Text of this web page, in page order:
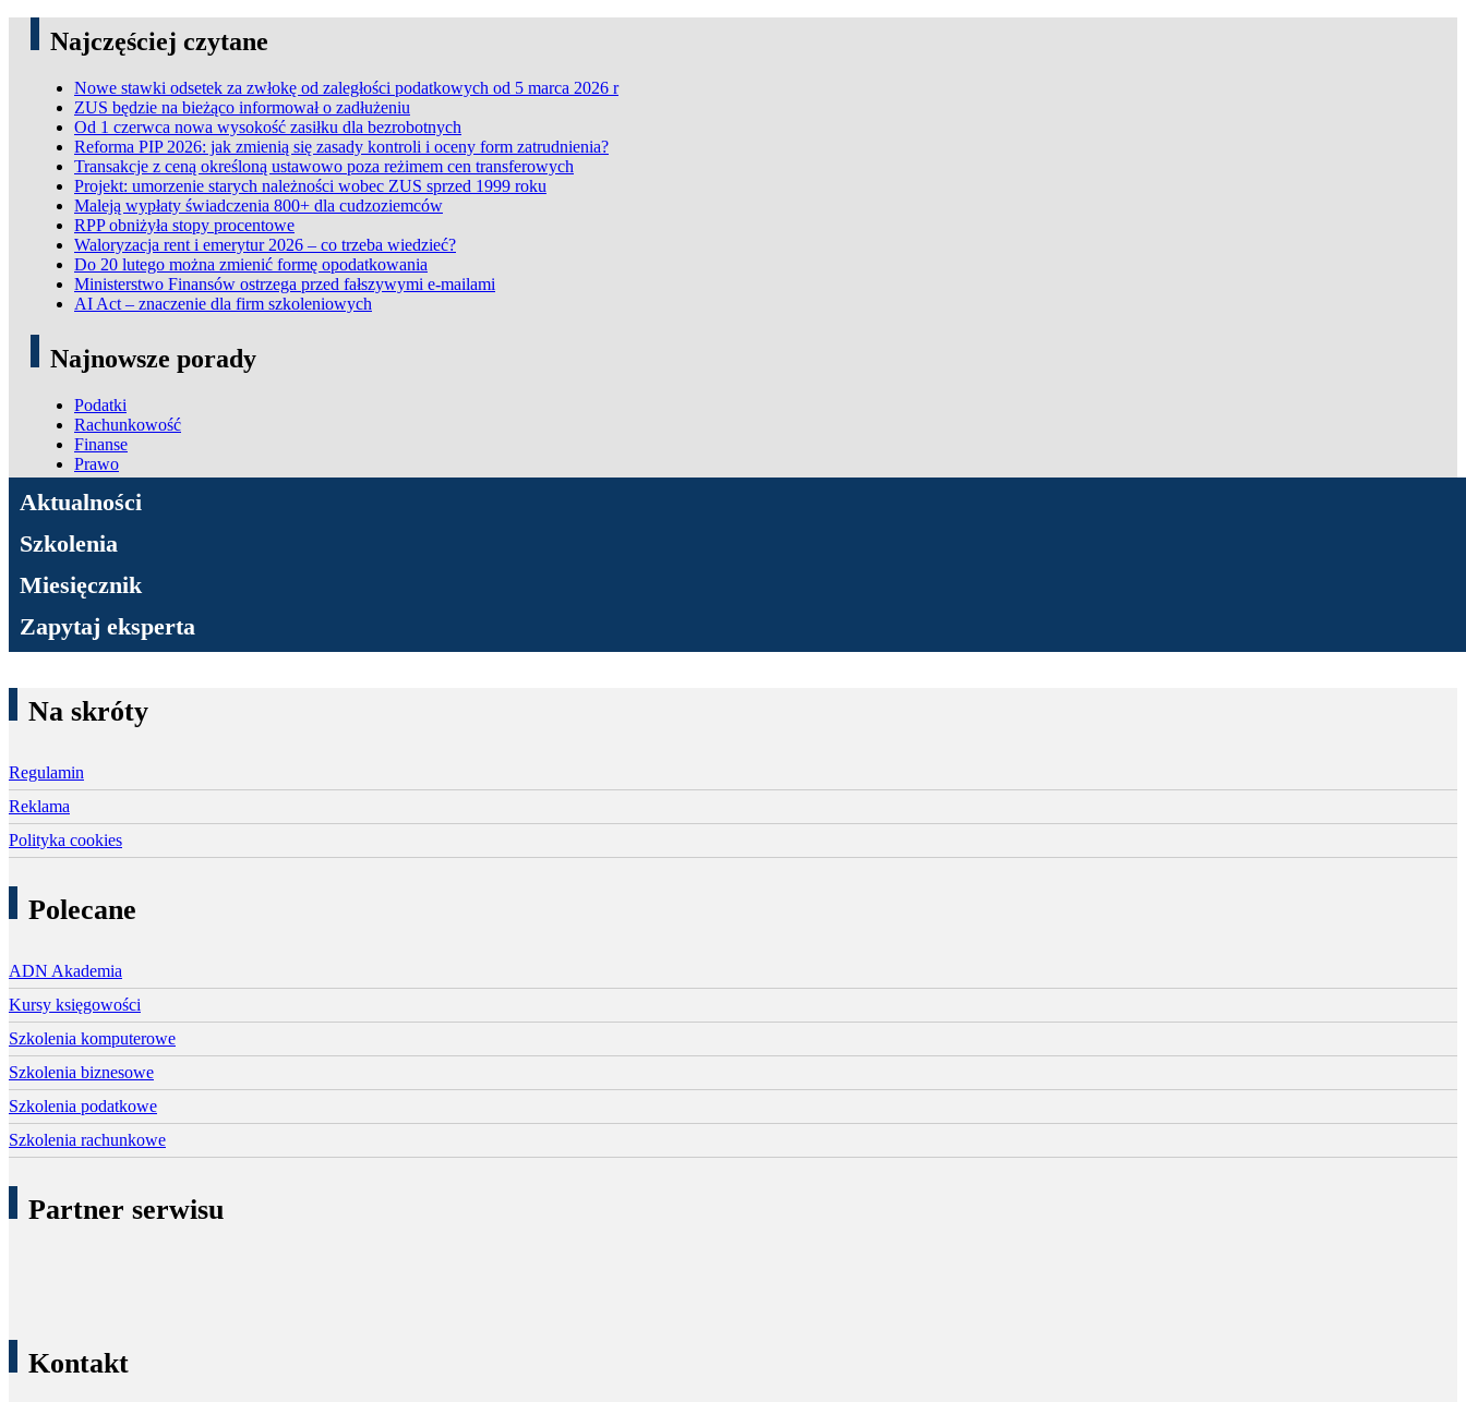
Najczęściej czytane
Nowe stawki odsetek za zwłokę od zaległości podatkowych od 5 marca 2026 r
ZUS będzie na bieżąco informował o zadłużeniu
Od 1 czerwca nowa wysokość zasiłku dla bezrobotnych
Reforma PIP 2026: jak zmienią się zasady kontroli i oceny form zatrudnienia?
Transakcje z ceną określoną ustawowo poza reżimem cen transferowych
Projekt: umorzenie starych należności wobec ZUS sprzed 1999 roku
Maleją wypłaty świadczenia 800+ dla cudzoziemców
RPP obniżyła stopy procentowe
Waloryzacja rent i emerytur 2026 – co trzeba wiedzieć?
Do 20 lutego można zmienić formę opodatkowania
Ministerstwo Finansów ostrzega przed fałszywymi e-mailami
AI Act – znaczenie dla firm szkoleniowych
Najnowsze porady
Podatki
Rachunkowość
Finanse
Prawo
ADN Podatki
Aktualności
Szkolenia
Miesięcznik
Zapytaj eksperta
Na skróty
Regulamin
Reklama
Polityka cookies
Polecane
ADN Akademia
Kursy księgowości
Szkolenia komputerowe
Szkolenia biznesowe
Szkolenia podatkowe
Szkolenia rachunkowe
Partner serwisu
Kontakt